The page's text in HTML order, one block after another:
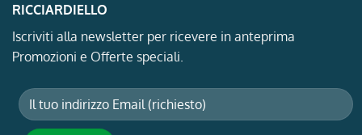
RICCIARDIELLO
Iscriviti alla newsletter per ricevere in anteprima
Promozioni e Offerte speciali.